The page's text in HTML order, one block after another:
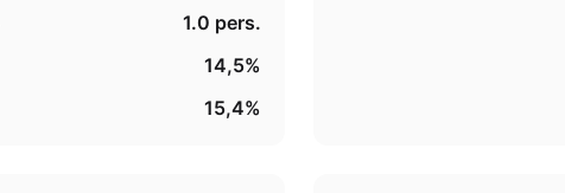
1.0 pers.
14,5%
15,4%